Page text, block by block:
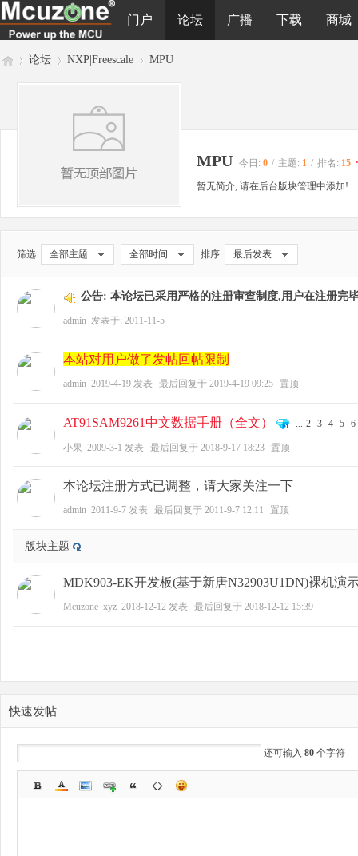
门户 论坛 广播 下载 商城
M »
论坛 NXP|Freescale MPU
MPU 今日: 0 / 主题: 1 / 排名: 15
暂无简介, 请在后台版块管理中添加!
筛选: 全部主题 全部时间 排序: 最后发表
公告: 本论坛已采用严格的注册审查制度,用户在注册完
admin 发表于: 2011-11-5
本站对用户做了发帖回帖限制
admin 2019-4-19 发表 最后回复于 2019-4-19 09:25 置顶
AT91SAM9261中文数据手册（全文） ... 2 3 4 5 6
小果 2009-3-1 发表 最后回复于 2018-9-17 18:23 置顶
本论坛注册方式已调整，请大家关注一下
admin 2011-9-7 发表 最后回复于 2011-9-7 12:11 置顶
版块主题
MDK903-EK开发板(基于新唐N32903U1DN)裸机演
Mcuzone_xyz 2018-12-12 发表 最后回复于 2018-12-12 15:39
快速发帖
还可输入 80 个字符